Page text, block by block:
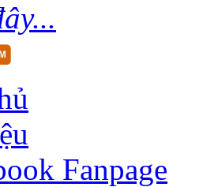
Fanpage